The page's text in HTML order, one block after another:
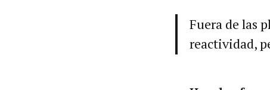
Fuera de las
reactividad,